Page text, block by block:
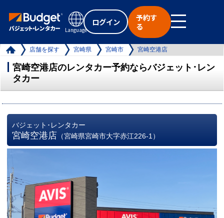
Language
ログイン
予約す
る
店舗を探す 宮崎県 宮崎市 宮崎空港店
宮崎空港店のレンタカー予約ならバジェット･レン
タカー
バジェット･レンタカー
宮崎空港店 （宮崎県宮崎市大字赤江226-1）